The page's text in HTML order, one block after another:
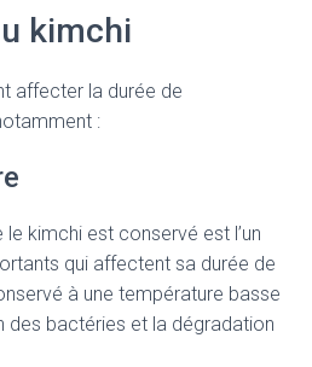
kimchi
affecter la durée de
:
kimchi est conservé est l’un
qui affectent sa durée de
à une température basse
des bactéries et la dégradation